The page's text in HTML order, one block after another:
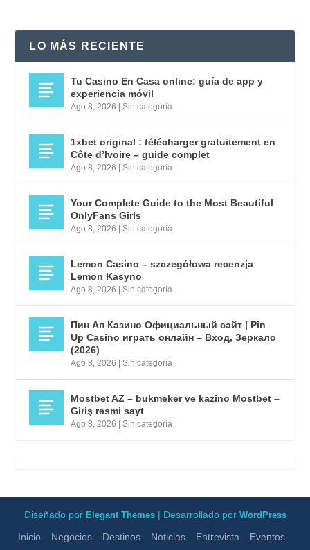
LO MÁS RECIENTE
Tu Casino En Casa online: guía de app y
experiencia móvil
Ago 8, 2026 |Sin categoría
1xbet original : télécharger gratuitement en
Côte d’Ivoire – guide complet
Ago 8, 2026 |Sin categoría
Your Complete Guide to the Most Beautiful
OnlyFans Girls
Ago 8, 2026 |Sin categoría
Lemon Casino – szczegółowa recenzja
Lemon Kasyno
Ago 8, 2026 |Sin categoría
Пин Ап Казино Официальный сайт | Pin
Up Casino играть онлайн – Вход, Зеркало
(2026)
Ago 8, 2026 |Sin categoría
Mostbet AZ – bukmeker ve kazino Mostbet –
Giriş rəsmi sayt
Ago 8, 2026 |Sin categoría
Diseñado por Elegant Themes| Desarrollado por WordPress
Inicio Negocios Destinos Noticias Entrevista
Eventos